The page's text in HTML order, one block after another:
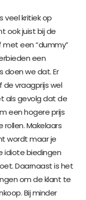
veel kritiek op
ook juist bij de
een “dummy”
een
we dat. Er
vraagprijs wel
als gevolg dat de
een hogere prijs
Makelaars
wordt maar je
idiote biedingen
Daarnaast is het
om de klant te
Bij minder